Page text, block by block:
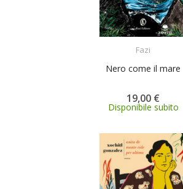
Fazi
Nero come il mare
19,00 €
Disponibile subito